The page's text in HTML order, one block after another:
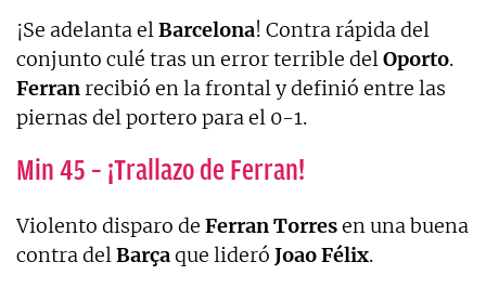
¡Se adelanta elBarcelona! Contra rápida del
conjunto culé tras un error terrible delOporto.
Ferranrecibió en la frontal y definió entre las
piernas del portero para el 0-1.
Min 45 – ¡Trallazo de Ferran!
Violento disparo de FerranTorresen una buena
contra delBarçaque lideró JoaoFélix.